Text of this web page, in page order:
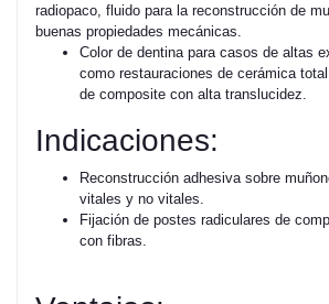
radiopaco, fluido para la reconstrucción de
buenas propiedades mecánicas.
Color de dentina para casos de altas
como restauraciones de cerámica
de composite con alta translucidez.
Indicaciones:
Reconstrucción adhesiva sobre
vitales y no vitales.
Fijación de postes radiculares de
con fibras.